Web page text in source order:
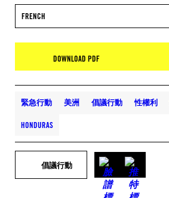
FRENCH
DOWNLOAD PDF
緊急行動 美洲 倡議行動 性權利
HONDURAS
倡議行動